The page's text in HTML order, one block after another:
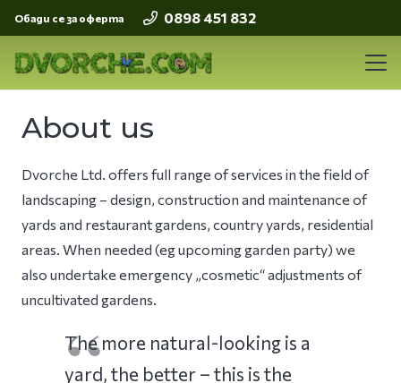
Обади се за оферта 0898 451 832
About us
Dvorche Ltd. offers full range of services in the field of
landscaping – design, construction and maintenance of
yards and restaurant gardens, country yards, residential
areas. When needed (eg upcoming garden party) we
also undertake emergency „cosmetic“ adjustments of
uncultivated gardens.
The more natural-looking is a
yard, the better – this is the